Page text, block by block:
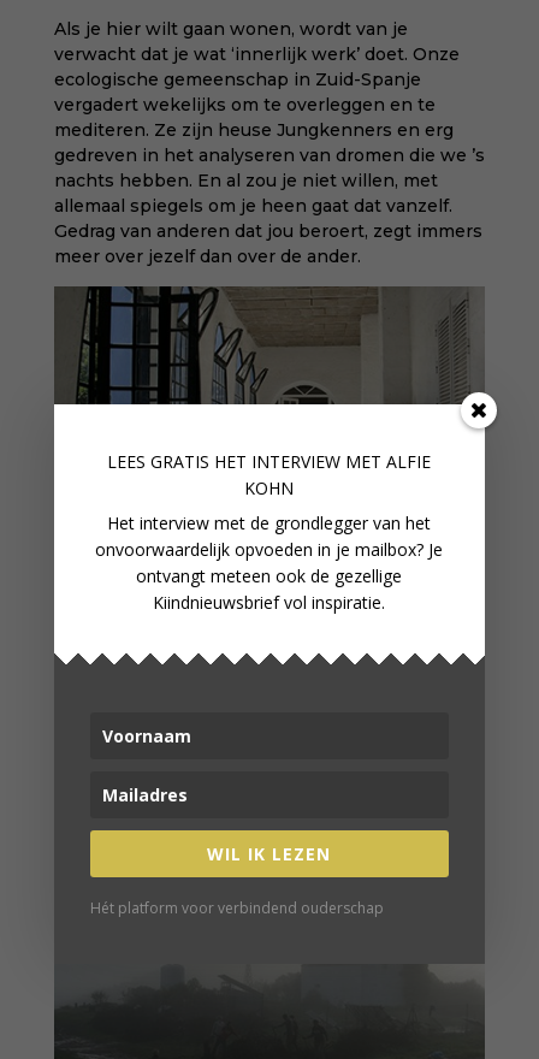
Als je hier wilt gaan wonen, wordt van je
verwacht dat je wat ‘innerlijk werk’ doet. Onze
ecologische gemeenschap in Zuid-Spanje
vergadert wekelijks om te overleggen en te
mediteren. Ze zijn heuse Jungkenners en erg
gedreven in het analyseren van dromen die we ’s
nachts hebben. En al zou je niet willen, met
allemaal spiegels om je heen gaat dat vanzelf.
Gedrag van anderen dat jou beroert, zegt immers
meer over jezelf dan over de ander.
Dat sprookjes niet bestaan weet ik ondertussen,
Wij blijven hier niet, omdat er te weinig
‘continuüm concept’ van Liedloff
waar je mensen ontmoet met overeenkomstige
normen en waarden.
LEES GRATIS HET INTERVIEW MET ALFIE
KOHN
Het interview met de grondlegger van het
onvoorwaardelijk opvoeden in je mailbox? Je
ontvangt meteen ook de gezellige
Kiindnieuwsbrief vol inspiratie.
WIL IK LEZEN
Hét platform voor verbindend ouderschap